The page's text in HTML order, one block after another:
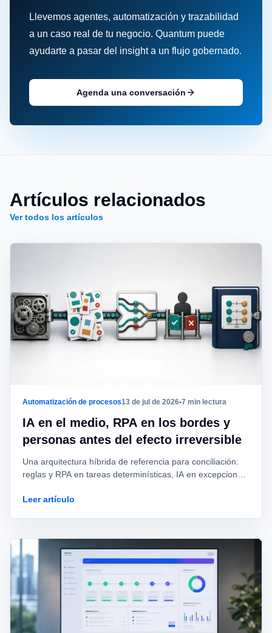
Llevemos agentes, automatización y trazabilidad
a un caso real de tu negocio. Quantum puede
ayudarte a pasar del insight a un flujo gobernado.
Agenda una conversación
Artículos relacionados
Ver todos los artículos
Automatización de procesos13 de jul de 2026•7 min lectura
IA en el medio, RPA en los bordes y
personas antes del efecto irreversible
Una arquitectura híbrida de referencia para conciliación:
reglas y RPA en tareas determinísticas, IA en excepciones
mover valor.
Leer artículo